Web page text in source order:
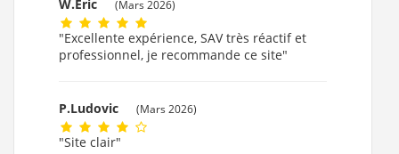
W.Eric (Mars 2026)
"Excellente expérience, SAV très réactif et
professionnel, je recommande ce site"
P.Ludovic (Mars 2026)
"Site clair"